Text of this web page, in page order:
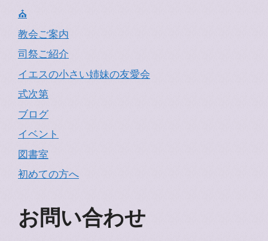
⛪
教会ご案内
司祭ご紹介
イエスの小さい姉妹の友愛会
式次第
ブログ
イベント
図書室
初めての方へ
お問い合わせ